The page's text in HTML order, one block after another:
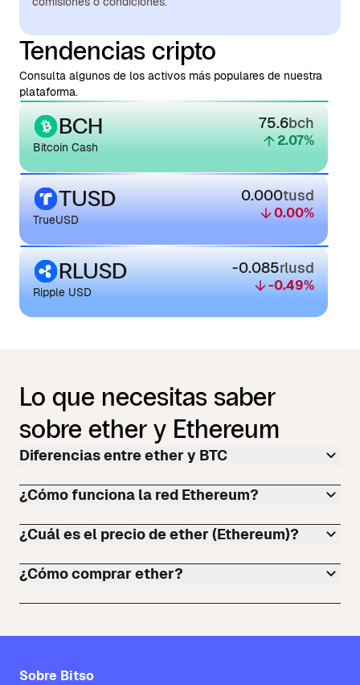
Tendencias cripto
Consulta algunos de los activos más populares de nuestra
plataforma.
BCH
Bitcoin Cash
75.6bch
2.07%
TUSD
TrueUSD
0.000tusd
0.00%
RLUSD
Ripple USD
-0.085rlusd
-0.49%
Lo que necesitas saber
sobre ether y Ethereum
Diferencias entre ether y BTC
¿Cómo funciona la red Ethereum?
¿Cuál es el precio de ether (Ethereum)?
¿Cómo comprar ether?
Sobre Bitso